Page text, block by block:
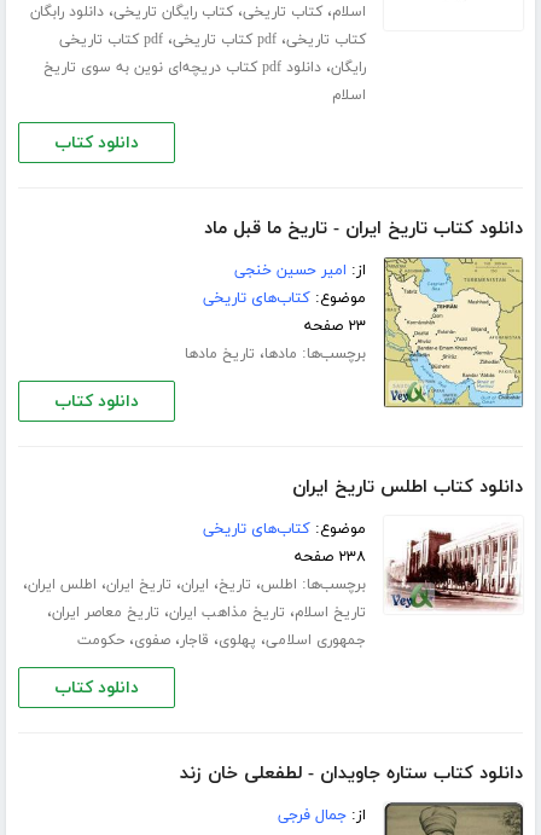
اسلام،کتاب تاریخی،کتاب رایگان تاریخی،دانلود رابگان
کتاب تاریخی،pdf کتاب تاریخی ،
pdf کتاب تاریخی
رایگان،
دانلود pdf کتاب دریچه‌ای نوین به سوی تاریخ
اسلام
دانلود کتاب
دانلود کتاب تاریخ ایران - تاریخ ما قبل ماد
از: امیر حسین خنجی
موضوع:کتاب‌های تاریخی
۲۳ صفحه
برچسب‌ها: مادها، تاریخ مادها
دانلود کتاب
دانلود کتاب اطلس تاریخ ایران
موضوع:کتاب‌های تاریخی
۲۳۸ صفحه
برچسب‌ها: اطلس، تاریخ، ایران، تاریخ ایران، اطلس ایران،
تاریخ اسلام، تاریخ مذاهب ایران، تاریخ معاصر ایران،
جمهوری اسلامی، پهلوی، قاجار،صفوی،حکومت
دانلود کتاب
دانلود کتاب ستاره جاویدان - لطفعلی خان زند
از:جمال فرجی